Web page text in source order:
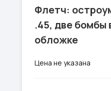
Флетч:
.45, две бомбы
обложке
Цена не указана